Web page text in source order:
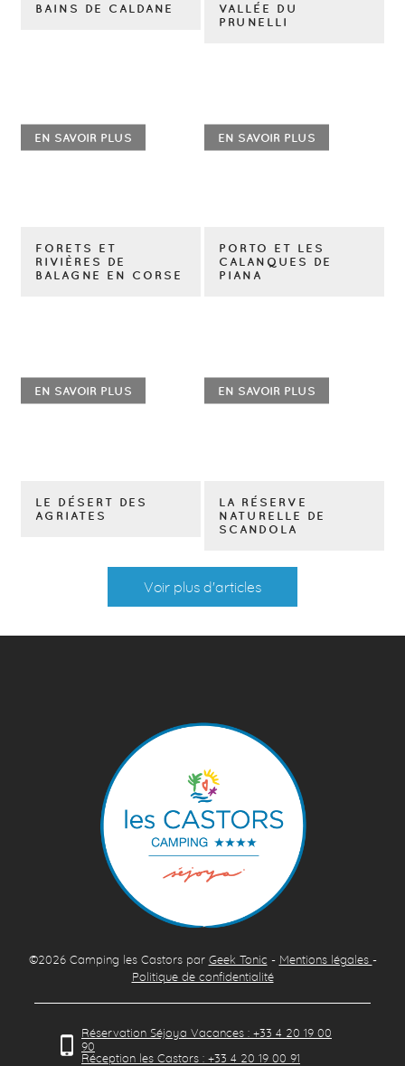
BAINS DE CALDANE
VALLÉE DU
PRUNELLI
EN SAVOIR PLUS
FORETS ET
RIVIÈRES DE
BALAGNE EN CORSE
EN SAVOIR PLUS
PORTO ET LES
CALANQUES DE
PIANA
EN SAVOIR PLUS
LE DÉSERT DES
AGRIATES
EN SAVOIR PLUS
LA RÉSERVE
NATURELLE DE
SCANDOLA
Voir plus d'articles
©2026 Camping les Castorspar Geek Tonic - Mentions légales -
Politique de confidentialité
Réservation Séjoya Vacances : +33 4 20 19 00
90
Réception les Castors : +33 4 20 19 00 91